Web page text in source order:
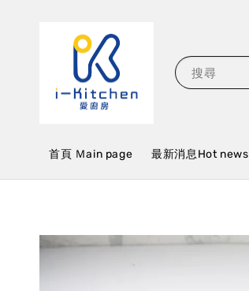
搜尋
首頁 Ｍain page 最新消息Hot news